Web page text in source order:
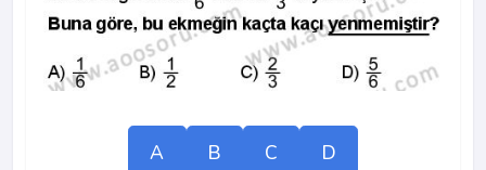
A B C D